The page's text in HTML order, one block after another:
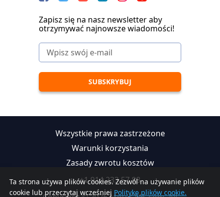
Ta strona używa plików cookies. Zezwól na używanie plików
cookie lub przeczytaj wcześniej Politykę plików cookie.
Zapisz się na nasz newsletter aby
otrzymywać najnowsze wiadomości!
Wszystkie prawa zastrzeżone
Warunki korzystania
Zasady zwrotu kosztów
+1 914 233 57 88